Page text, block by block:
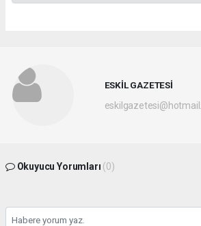
ESKİL GAZETESİ
Okuyucu Yorumları (0)